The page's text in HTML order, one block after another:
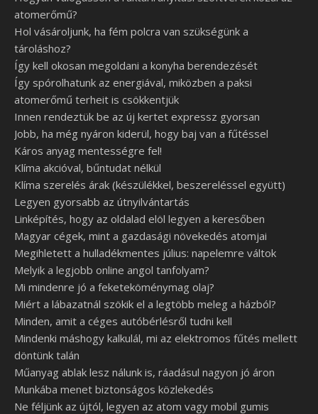
atomerőmű?
Hol vásároljunk, ha fém polcra van szükségünk a
tároláshoz?
Így kell okosan megoldani a konyha berendezését
Így spórolhatunk az energiával, miközben a paksi
atomerőmű terheit is csökkentjük
Innen rendeztük be az új kertet expressz gyorsan
Jobb, ha még nyáron kiderül, hogy baj van a fűtéssel
Káros anyag mentességre fel!
Klíma akcióval, bűntudat nélkül
Klíma szerelés árak (készülékkel, beszereléssel együtt)
Legyen gyorsabb az útnyilvántartás
Linképítés, hogy az oldalad elöl legyen a keresőben
Magyar cégek, mint a gazdasági növekedés atomjai
Megihletett a hulladékmentes július: napelemre váltok
Melyik a legjobb online angol tanfolyam?
Mi mindenre jó a feketeköménymag olaj?
Miért a lábazatnál szökik el a legtöbb meleg a házból?
Minden, amit a céges autóbérlésről tudni kell
Mindenki máshogy kalkulál, mi az elektromos fűtés mellett
döntünk talán
Műanyag ablak lesz nálunk is, ráadásul nagyon jó áron
Munkába menet biztonságos közlekedés
Ne féljünk az újtól, legyen az atom vagy mobil gumis